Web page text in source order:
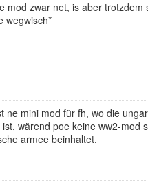
mod zwar net, is aber
wegwisch*
ne mini mod für fh, wo die
wärend poe keine ww2-mod
armee beinhaltet.